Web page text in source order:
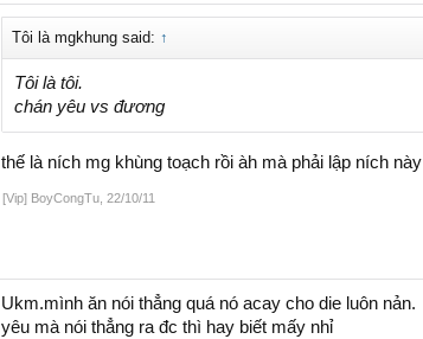
Tôi là mgkhung said: ↑
Tôi là tôi.
chán yêu vs đương
thế là ních mg khùng toạch rồi àh mà phải lập ních này
[Vip] BoyCongTu 22/10/11
Ukm.mình ăn nói thẳng quá nó acay cho die luôn nản.
yêu mà nói thẳng ra đc thì hay biết mấy nhỉ